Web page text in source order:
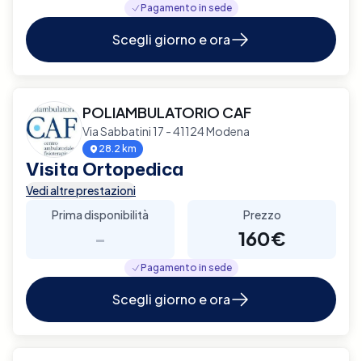
Pagamento in sede
Scegli giorno e ora
POLIAMBULATORIO CAF
Via Sabbatini 17 - 41124 Modena
28.2 km
Visita Ortopedica
Vedi altre prestazioni
Prima disponibilità
-
Prezzo
160€
Pagamento in sede
Scegli giorno e ora